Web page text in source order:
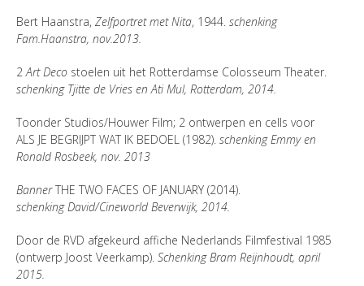
Bert Haanstra, Zelfportret met Nita, 1944. schenking
Fam.Haanstra, nov.2013.
2Art Deco stoelen uit het Rotterdamse Colosseum Theater.
schenking Tjitte de Vries en Ati Mul, Rotterdam, 2014.
Toonder Studios/Houwer Film; 2 ontwerpen en cells voor
ALS JE BEGRIJPT WAT IK BEDOEL (1982). schenking Emmy en
Ronald Rosbeek, nov. 2013
BannerTHE TWO FACES OF JANUARY (2014).
schenking David/Cineworld Beverwijk, 2014.
Door de RVD afgekeurd affiche Nederlands Filmfestival 1985
(ontwerp Joost Veerkamp). Schenking Bram Reijnhoudt, april
2015.